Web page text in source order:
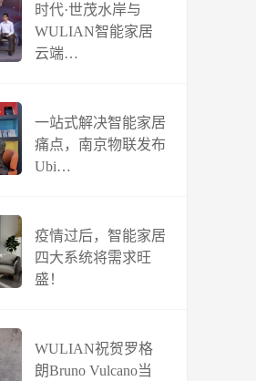
时代·世茂水岸与
WULIAN智能家居
云端…
一站式解决智能家居
痛点，南京物联发布
Ubi…
疫情过后，智能家居
四大系统将需求旺
盛！
WULIAN祝贺罗格
朗Bruno Vulcano当